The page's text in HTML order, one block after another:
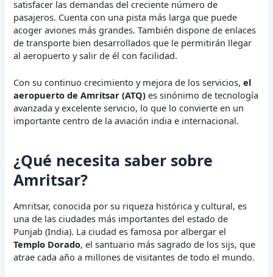
satisfacer las demandas del creciente número de
pasajeros. Cuenta con una pista más larga que puede
acoger aviones más grandes. También dispone de enlaces
de transporte bien desarrollados que le permitirán llegar
al aeropuerto y salir de él con facilidad.
Con su continuo crecimiento y mejora de los servicios,el
aeropuerto de Amritsar (ATQ) es sinónimo de tecnología
avanzada y excelente servicio, lo que lo convierte en un
importante centro de la aviación india e internacional.
¿Qué necesita saber sobre
Amritsar?
Amritsar, conocida por su riqueza histórica y cultural, es
una de las ciudades más importantes del estado de
Punjab (India). La ciudad es famosa por albergar el
Templo Dorado, el santuario más sagrado de los sijs, que
atrae cada año a millones de visitantes de todo el mundo.